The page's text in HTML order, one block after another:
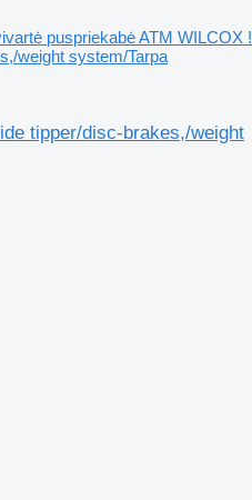
puspriekabė ATM WILCOX !
weight system/Tarpa
tipper/disc-brakes,/weight